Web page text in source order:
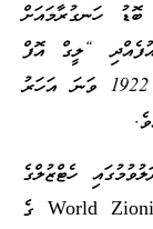
ފުރަތަމަ ބޮޑު ހަނގުރާމައަށް
“ލީގް އޮފް
ނޭޝަންސް” (League of Nations) އިން 1922 ވަނަ އަހަރު
ހެޓްޒުލްގެ
ބެލުމުގެ ދަށުގައި އުފެއްދުނު World Zionist Organization ގެ